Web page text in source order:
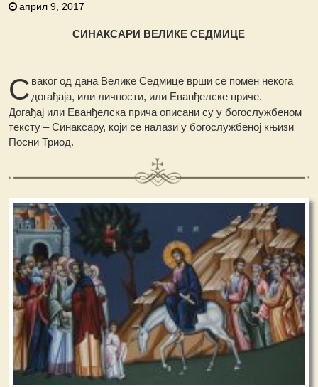
април 9, 2017
СИНАКСАРИ ВЕЛИКЕ СЕДМИЦЕ
С ваког од дана Велике Седмице врши се помен некога
догађаја, или личности, или Еванђелске приче.
Догађај или Еванђелска прича описани су у богослужбеном
тексту – Синаксару, који се налази у богослужбеној књизи
Посни Триод.